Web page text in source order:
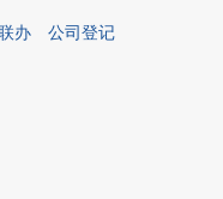
办
公司登记